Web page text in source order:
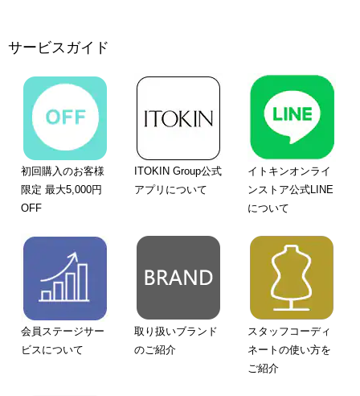
サービスガイド
初回購入のお客様
限定 最大5,000円
OFF
ITOKIN Group公式
アプリについて
イトキンオンライ
ンストア公式LINE
について
会員ステージサー
ビスについて
取り扱いブランド
のご紹介
スタッフコーディ
ネートの使い方を
ご紹介